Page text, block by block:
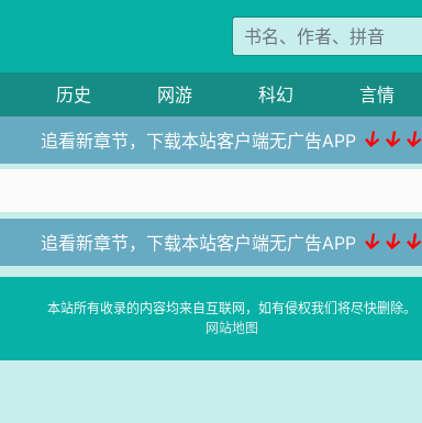
历史 网游 科幻 言情
追看新章节，下载本站客户端无广告APP ↓↓↓
追看新章节，下载本站客户端无广告APP ↓↓↓
本站所有收录的内容均来自互联网，如有侵权我们将尽快删除。
网站地图